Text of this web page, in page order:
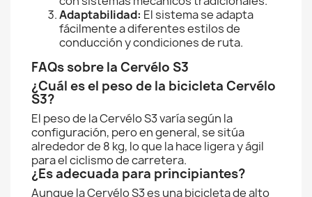
Adaptabilidad: El sistema se adapta
fácilmente a diferentes estilos de
conducción y condiciones de ruta.
FAQs sobre la Cervélo S3
¿Cuál es el peso de la bicicleta Cervélo
S3?
El peso de la Cervélo S3 varía según la
configuración, pero en general, se sitúa
alrededor de 8 kg, lo que la hace ligera y ágil
para el ciclismo de carretera.
¿Es adecuada para principiantes?
Aunque la Cervélo S3 es una bicicleta de alto